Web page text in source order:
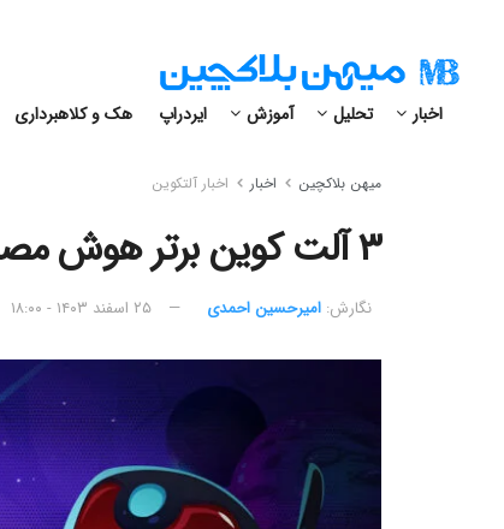
اخبار تحلیل آموزش ایردراپ هک و کلاهبرداری
میهن بلاکچین اخبار اخبار آلتکوین
۳ آلت کوین برتر هوش مصنوعی در هفته دوم مارس ۲۰۲۵
نگارش:‌ امیرحسین احمدی ۲۵ اسفند ۱۴۰۳ - ۱۸:۰۰